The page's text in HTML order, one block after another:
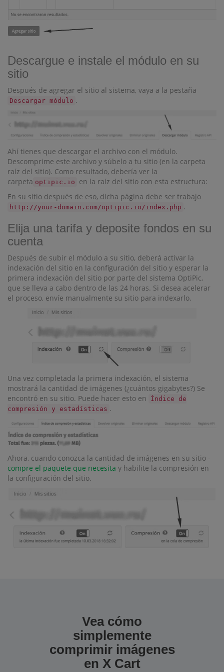
Descargue e instale el módulo en su
sitio
Después de agregar el sitio al sistema, vaya a la pestaña
Descargar módulo .
Ahí tienes que descargar el archivo con el módulo.
Descomprime este archivo y súbelo a tu sitio (en la carpeta
raíz del sitio). Como resultado, debería ver la
carpeta optipic.io
en la raíz del sitio con esta estructura:
En su sitio después de eso, dicha página debe ser trabajo
http://your-domain.com/optipic.io/index.php .
Elija una tarifa y deposite fondos en su
cuenta
Después de subir el módulo a su sitio, deberá activar la
indexación del sitio en la configuración del sitio y esperar la
primera indexación del sitio por parte del sistema OptiPic,
que se lleva a cabo dentro de las 24 horas. Si desea acelerar
el proceso, envíe manualmente su sitio para indexarlo.
Una vez completada la primera indexación, el sistema
mostrará la cantidad de imágenes (¿cuántos gigabytes?) Se
encontró en su sitio. Puede hacer esto en
Índice de
compresión y estadísticas .
Ahora, cuando conozca la cantidad de imágenes en su sitio -
compre el paquete que necesita y habilite la compresión en
la configuración del sitio.
Vea cómo
simplemente
comprimir imágenes
en X Cart